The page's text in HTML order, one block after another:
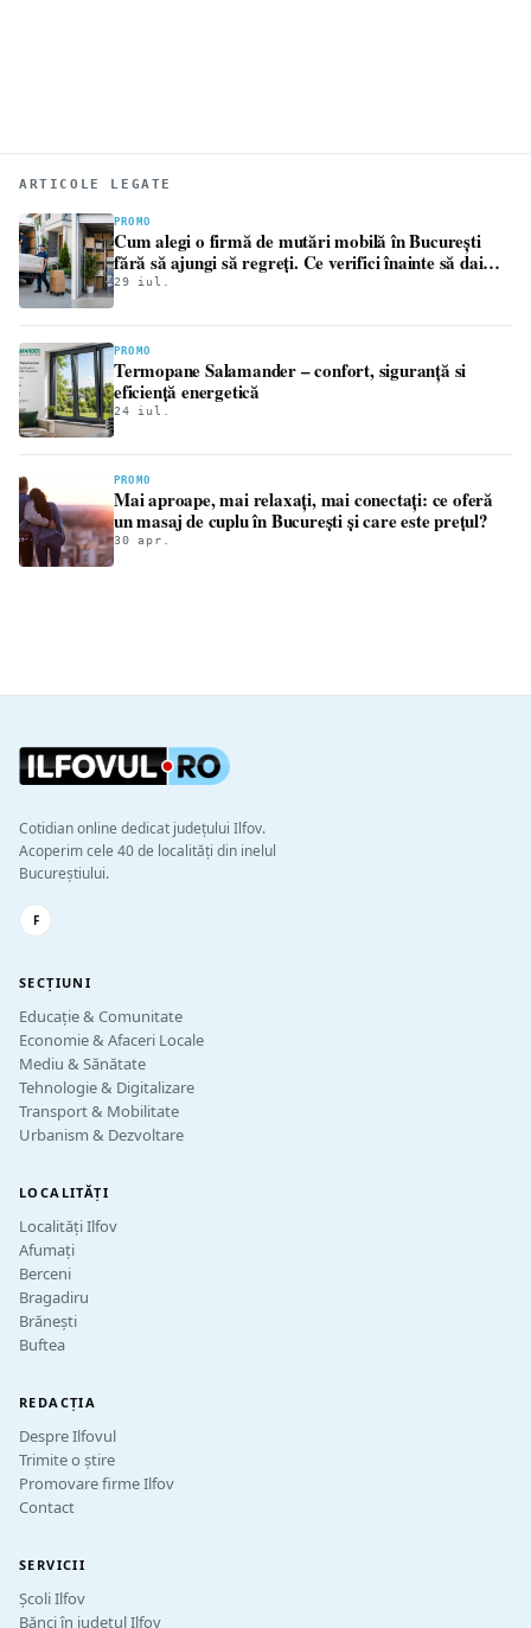
ARTICOLE LEGATE
PROMO
Cum alegi o firmă de mutări mobilă în București
fără să ajungi să regreți. Ce verifici înainte să dai
avansul
29 iul.
PROMO
Termopane Salamander – confort, siguranță si
eficiență energetică
24 iul.
PROMO
Mai aproape, mai relaxați, mai conectați: ce oferă
un masaj de cuplu în București și care este prețul?
30 apr.
Cotidian online dedicat județului Ilfov.
Acoperim cele 40 de localități din inelul
Bucureștiului.
F
SECȚIUNI
Educație & Comunitate
Economie & Afaceri Locale
Mediu & Sănătate
Tehnologie & Digitalizare
Transport & Mobilitate
Urbanism & Dezvoltare
LOCALITĂȚI
Localități Ilfov
Afumați
Berceni
Bragadiru
Brănești
Buftea
REDACȚIA
Despre Ilfovul
Trimite o știre
Promovare firme Ilfov
Contact
SERVICII
Școli Ilfov
Bănci în județul Ilfov